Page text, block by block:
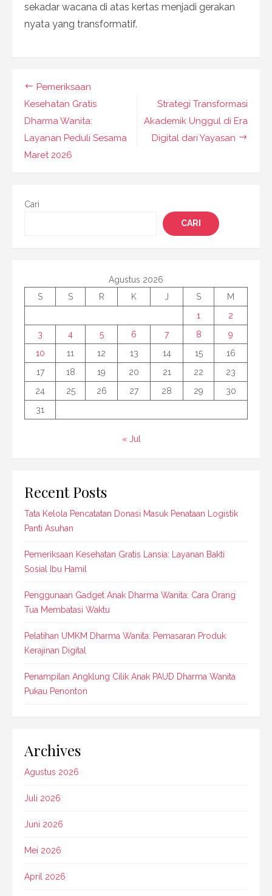
sekadar wacana di atas kertas menjadi gerakan
nyata yang transformatif.
Navigasi
pos
Strategi Transformasi
Akademik Unggul di Era
Digital dari Yayasan
Pemeriksaan
Kesehatan Gratis
Dharma Wanita:
Layanan Peduli Sesama
Maret 2026
Cari
CARI
Agustus 2026
S
S R K J S
M
1
2
3
4 5 6 7 8
9
10
11 12 13 14 15
16
17
18 19 20 21 22
23
24
25 26 27 28 29
30
31
« Jul
Recent Posts
Tata Kelola Pencatatan Donasi Masuk Penataan Logistik
Panti Asuhan
Pemeriksaan Kesehatan Gratis Lansia: Layanan Bakti
Sosial Ibu Hamil
Penggunaan Gadget Anak Dharma Wanita: Cara Orang
Tua Membatasi Waktu
Pelatihan UMKM Dharma Wanita: Pemasaran Produk
Kerajinan Digital
Penampilan Angklung Cilik Anak PAUD Dharma Wanita
Pukau Penonton
Archives
Agustus 2026
Juli 2026
Juni 2026
Mei 2026
April 2026